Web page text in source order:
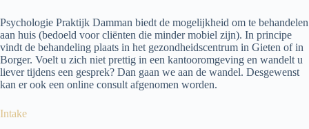
Psychologie Praktijk Damman biedt de mogelijkheid om te behandelen
aan huis (bedoeld voor cliënten die minder mobiel zijn). In principe
vindt de behandeling plaats in het gezondheidscentrum in Gieten of in
Borger. Voelt u zich niet prettig in een kantooromgeving en wandelt u
liever tijdens een gesprek? Dan gaan we aan de wandel. Desgewenst
kan er ook een online consult afgenomen worden.
Intake